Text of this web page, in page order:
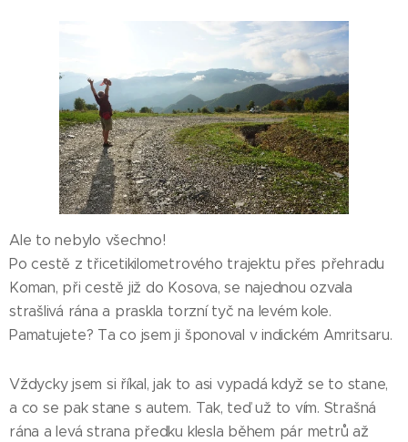
Ale to nebylo všechno!
Po cestě z třicetikilometrového trajektu přes přehradu
Koman, při cestě již do Kosova, se najednou ozvala
strašlivá rána a praskla torzní tyč na levém kole.
Pamatujete? Ta co jsem ji šponoval v indickém Amritsaru.
Vždycky jsem si říkal, jak to asi vypadá když se to stane,
a co se pak stane s autem. Tak, teď už to vím. Strašná
rána a levá strana předku klesla během pár metrů až